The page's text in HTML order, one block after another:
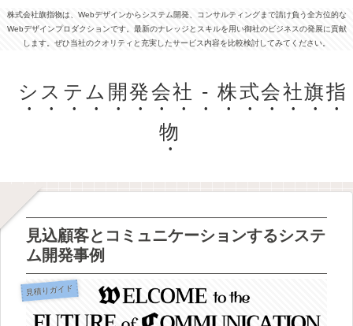
株式会社旗指物は、Webデザインからシステム開発、コンサルティングまで請け負う全方位的な
Webデザインプロダクションです。最新のナレッジとスキルを用い御社のビジネスの発展に貢献
します。ぜひ当社のクオリティと充実したサービス内容を比較検討してみてください。
システム開発会社 - 株式会社旗指
物
見込顧客とコミュニケーションするシステ
ム開発事例
見積りガイド